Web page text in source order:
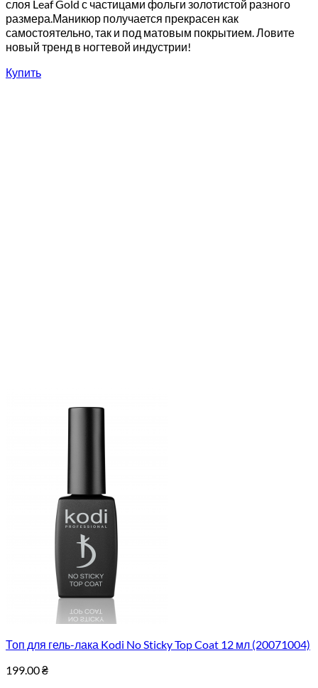
слоя Leaf Gold с частицами фольги золотистой разного
размера.Маникюр получается прекрасен как
самостоятельно, так и под матовым покрытием. Ловите
новый тренд в ногтевой индустрии!
Купить
Топ для гель-лака Kodi No Sticky Top Coat 12 мл (20071004)
199.00₴